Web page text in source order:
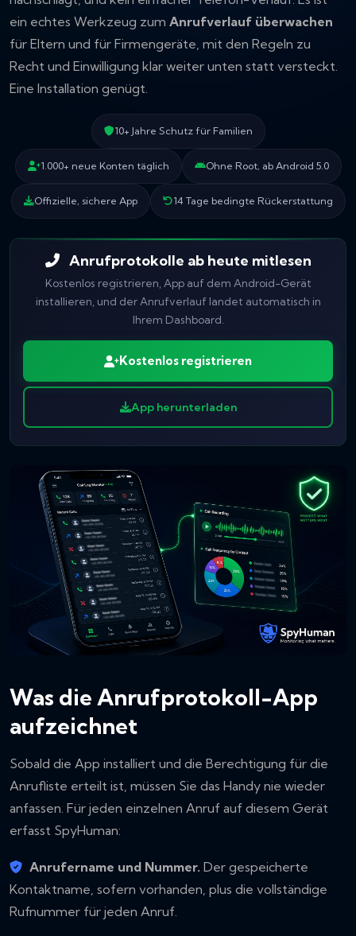
ein echtes Werkzeug zum Anrufverlauf überwachen
für Eltern und für Firmengeräte, mit den Regeln zu
Recht und Einwilligung klar weiter unten statt versteckt.
Eine Installation genügt.
10+ Jahre Schutz für Familien
1.000+ neue Konten täglich Ohne Root, ab Android 5.0
Offizielle, sichere App 14 Tage bedingte Rückerstattung
Anrufprotokolle ab heute mitlesen
Kostenlos registrieren, App auf dem Android-Gerät
installieren, und der Anrufverlauf landet automatisch in
Ihrem Dashboard.
Kostenlos registrieren
App herunterladen
Was die Anrufprotokoll-App
aufzeichnet
Sobald die App installiert und die Berechtigung für die
Anrufliste erteilt ist, müssen Sie das Handy nie wieder
anfassen. Für jeden einzelnen Anruf auf diesem Gerät
erfasst SpyHuman:
Anrufername und Nummer. Der gespeicherte
Kontaktname, sofern vorhanden, plus die vollständige
Rufnummer für jeden Anruf.